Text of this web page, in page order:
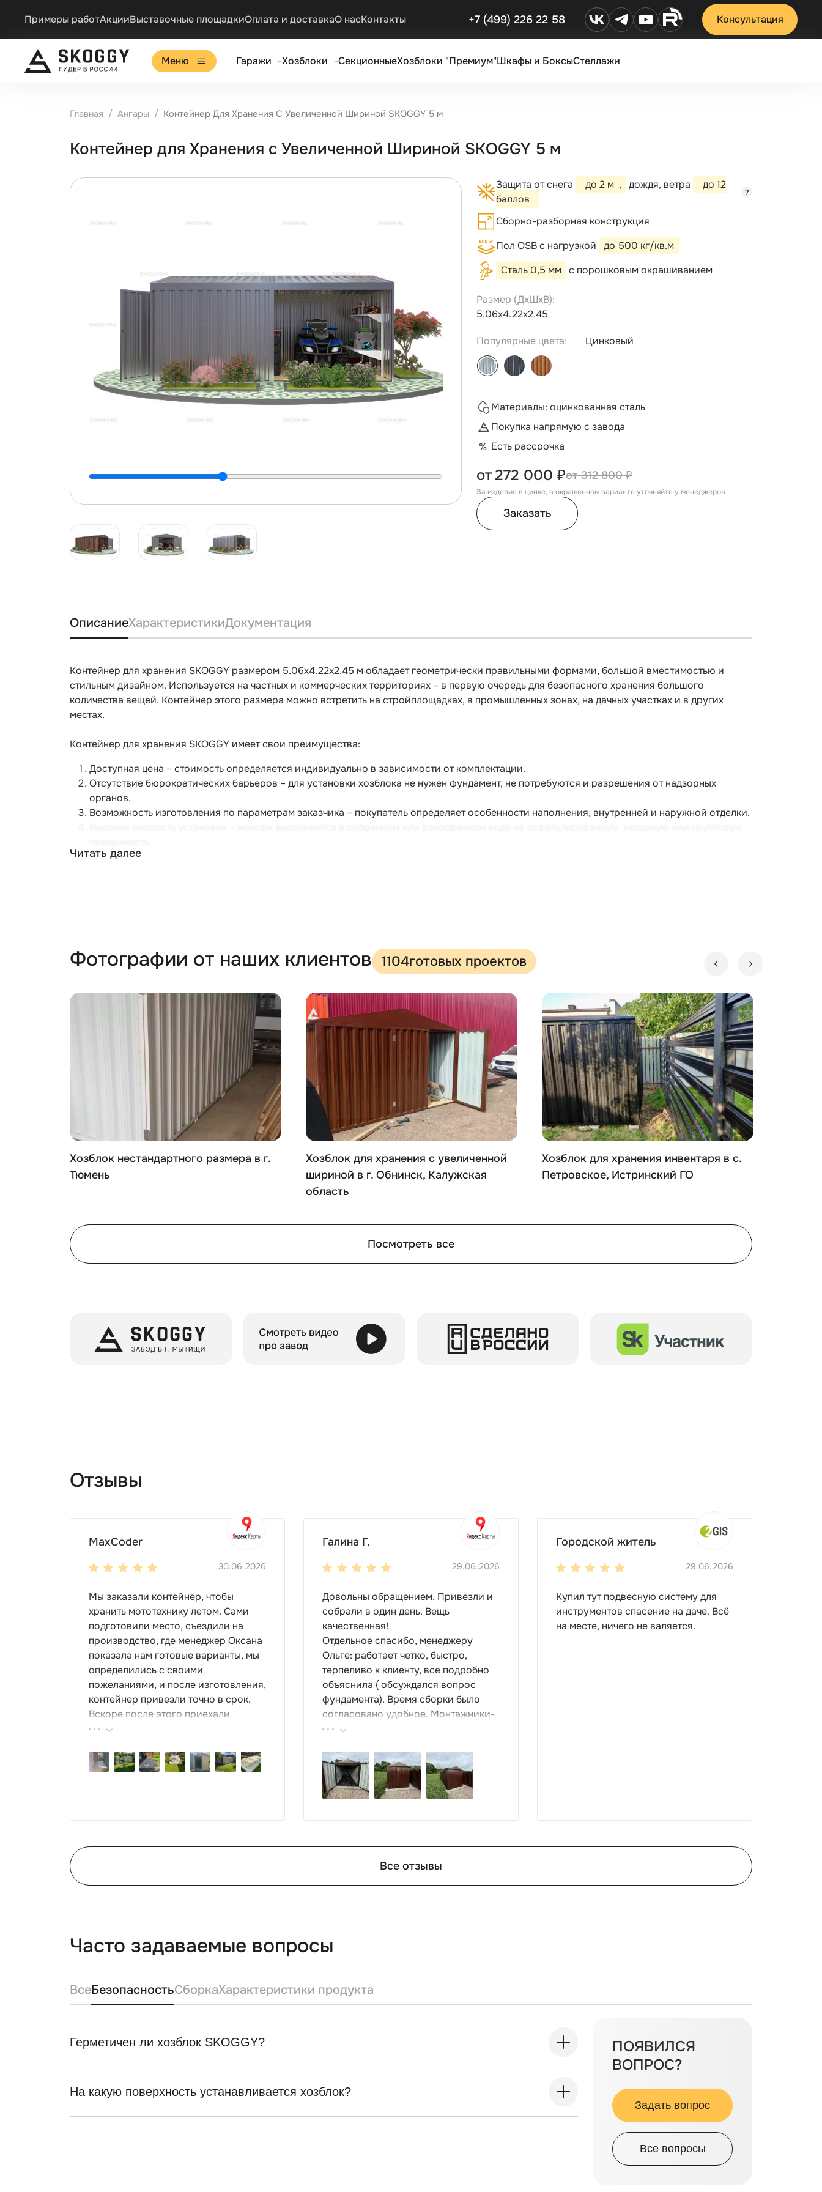
Примеры работАкцииВыставочные площадкиОплата и доставкаО насКонтакты +7 (499) 226 22 58 Консультация
Меню Гаражи Хозблоки СекционныеХозблоки "Премиум"Шкафы и БоксыСтеллажи
Главная Ангары Контейнер Для Хранения С Увеличенной Шириной SKOGGY 5 м
Контейнер для Хранения с Увеличенной Шириной SKOGGY 5 м
Защита от снега до 2 м , дождя, ветра
до 12
баллов
?
Сборно-разборная конструкция
Пол OSB с нагрузкой
до 500 кг/кв.м
Сталь 0,5 мм
с порошковым окрашиванием
Размер (ДxШxВ):
5.06х4.22х2.45
Популярные цвета: Цинковый
Материалы: оцинкованная сталь
Покупка напрямую с завода
Есть рассрочка
312 800 ₽
от272 000 ₽
За изделие в цинке, в окрашенном варианте уточняйте у менеджеров
Заказать
ОписаниеХарактеристикиДокументация
Контейнер для хранения SKOGGY размером 5.06х4.22х2.45 м обладает геометрически правильными формами, большой вместимостью и
стильным дизайном. Используется на частных и коммерческих территориях – в первую очередь для безопасного хранения большого
количества вещей. Контейнер этого размера можно встретить на стройплощадках, в промышленных зонах, на дачных участках и в других
местах.
Контейнер для хранения SKOGGY имеет свои преимущества:
Доступная цена – стоимость определяется индивидуально в зависимости от комплектации.
Отсутствие бюрократических барьеров – для установки хозблока не нужен фундамент, не потребуются и разрешения от надзорных
органов.
Возможность изготовления по параметрам заказчика – покупатель определяет особенности наполнения, внутренней и наружной отделки.
От проникновения грызунов и насекомых внутреннее пространство защищено особым расположением технологических отверстий по
застелить линолеум, ламинат или доску, также ее можно просто покрасить в любой цвет. Усиление пола позволяет выдерживать нагрузку до
500 кг/м.кв - внутри можно спокойно хранить мототехнику, прицеп, лодку или другое тяжелое оборудование.
Представленный хозблок SKOGGY с увеличенной шириной имеет практичную и эстетичную двускатную крышу, которая с легкостью
переносит нагрузку в 250 кг/м.кв. Входная группа расположена с торца - распашные ворота способствуют беспрепятственному въезду
Читать далее
Фотографии от наших клиентов 1104готовых проектов
Хозблок нестандартного размера в г.
Тюмень
Хозблок для хранения с увеличенной
шириной в г. Обнинск, Калужская
область
Хозблок для хранения инвентаря в с.
Петровское, Истринский ГО
Посмотреть все
Отзывы
MaxCoder
30.06.2026
Мы заказали контейнер, чтобы
хранить мототехнику летом. Сами
подготовили место, съездили на
производство, где менеджер Оксана
показала нам готовые варианты, мы
определились с своими
пожеланиями, и после изготовления,
контейнер привезли точно в срок.
Вскоре после этого приехали
ребята-сборщики, быстро, за пару
очень понравился, поэтому всем
советуем эту фирму.
Галина Г.
29.06.2026
Довольны обращением. Привезли и
собрали в один день. Вещь
качественная!
Отдельное спасибо, менеджеру
Ольге: работает четко, быстро,
терпеливо к клиенту, все подробно
объяснила ( обсуждался вопрос
фундамента). Время сборки было
согласовано удобное. Монтажники-
грамотные , культурные ребята.
такой работы : большой выбор
продукции, реальные цены.
Городской житель
29.06.2026
Купил тут подвесную систему для
инструментов спасение на даче. Всё
на месте, ничего не валяется.
Все отзывы
Часто задаваемые вопросы
ВсеБезопасностьСборкаХарактеристики продукта
Герметичен ли хозблок SKOGGY?
На какую поверхность устанавливается хозблок?
ПОЯВИЛСЯ
ВОПРОС?
Задать вопрос
Все вопросы